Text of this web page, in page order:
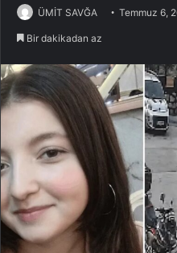
ÜMİT SAVĞA Temmuz 6,
Bir dakikadan az